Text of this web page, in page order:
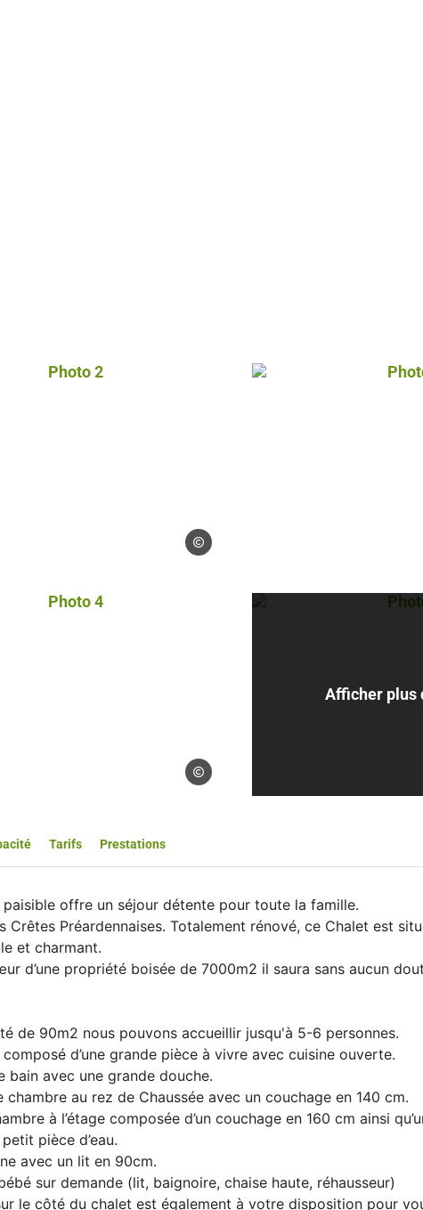
Photo 2, © Droits gérés – Maire Aurelie
Droits gérés – Maire Aurelie
Photo 4, © Droits gérés – Maire Aurelie
Droits gérés – Maire Aurelie
Afficher plus
Tarifs Prestations
paisible offre un séjour détente pour toute la famille.
Crêtes Préardennaises. Totalement rénové, ce Chalet est
et charmant.
d’une propriété boisée de 7000m2 il saura sans aucun
de 90m2 nous pouvons accueillir jusqu'à 5-6 personnes.
d’une grande pièce à vivre avec cuisine ouverte.
bain avec une grande douche.
chambre au rez de Chaussée avec un couchage en 140 cm.
à l’étage composée d’un couchage en 160 cm ainsi
pièce d’eau.
avec un lit en 90cm.
sur demande (lit, baignoire, chaise haute, réhausseur)
le côté du chalet est également à votre disposition pour